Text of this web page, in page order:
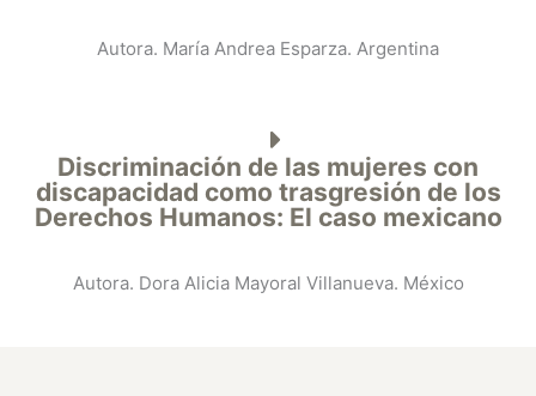
Autora. María Andrea Esparza. Argentina
Discriminación de las mujeres con
discapacidad como trasgresión de los
Derechos Humanos: El caso mexicano
Autora. Dora Alicia Mayoral Villanueva. México